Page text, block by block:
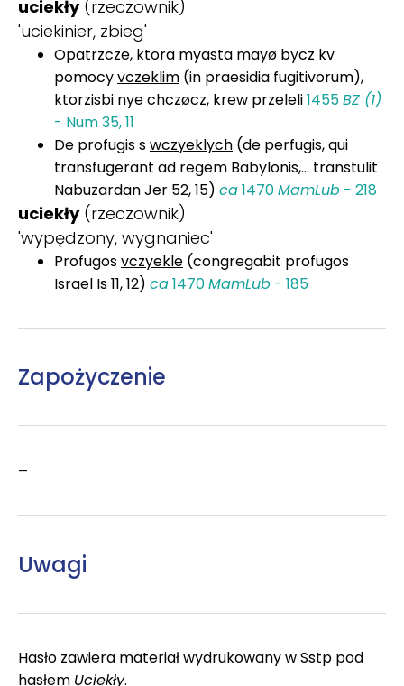
uciekły(rzeczownik)
'uciekinier, zbieg'
Opatrzcze, ktora myasta mayø bycz kv
pomocyvczeklim (in praesidia fugitivorum),
ktorzisbi nye chczøcz, krew przeleli1455BZ (1)
- Num 35, 11
De profugis swczyeklych (de perfugis, qui
transfugerant ad regem Babylonis,... transtulit
Nabuzardan Jer 52, 15) ca1470MamLub - 218
uciekły(rzeczownik)
'wypędzony, wygnaniec'
Profugosvczyekle (congregabit profugos
Israel Is 11, 12) ca1470MamLub - 185
Zapożyczenie
–
Uwagi
Hasło zawiera materiał wydrukowany w Sstp pod
hasłem Uciekły.